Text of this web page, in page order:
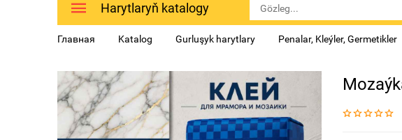
Harytlaryň katalogy
Главная Katalog Gurluşyk harytlary Penalar, Kleýlеr, Germetiklеr